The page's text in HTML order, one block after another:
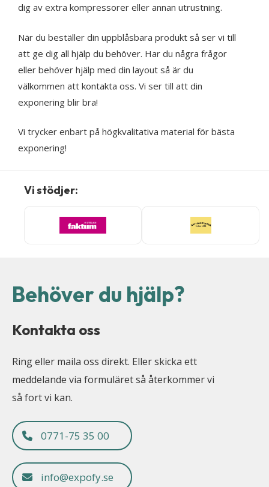
dig av extra kompressorer eller annan utrustning.
När du beställer din uppblåsbara produkt så ser vi till
att ge dig all hjälp du behöver. Har du några frågor
eller behöver hjälp med din layout så är du
välkommen att kontakta oss. Vi ser till att din
exponering blir bra!
Vi trycker enbart på högkvalitativa material för bästa
exponering!
Vi stödjer:
Behöver du hjälp?
Kontakta oss
Ring eller maila oss direkt. Eller skicka ett
meddelande via formuläret så återkommer vi
så fort vi kan.
0771-75 35 00
info@expofy.se